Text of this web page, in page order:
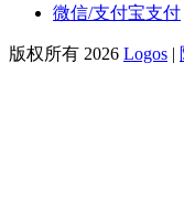
微信/支付宝支付
版权所有 2026 Logos |